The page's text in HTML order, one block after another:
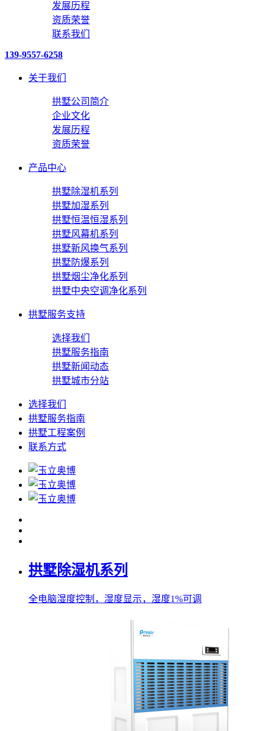
发展历程
资质荣誉
联系我们
139-9557-6258
关于我们
拱墅公司简介
企业文化
发展历程
资质荣誉
产品中心
拱墅除湿机系列
拱墅加湿系列
拱墅恒温恒湿系列
拱墅风幕机系列
拱墅新风换气系列
拱墅防爆系列
拱墅烟尘净化系列
拱墅中央空调净化系列
拱墅服务支持
选择我们
拱墅服务指南
拱墅新闻动态
拱墅城市分站
选择我们
拱墅服务指南
拱墅工程案例
联系方式
拱墅除湿机系列
全电脑湿度控制，湿度显示，湿度1%可调